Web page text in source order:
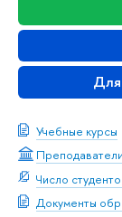
Учебные курсы
Преподаватели
Число
Документы